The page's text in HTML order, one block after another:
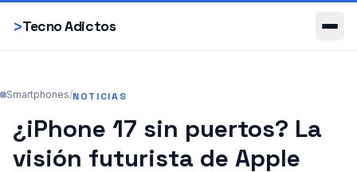
>Tecno Adictos
Smartphones
Smartphones/NOTICIAS
¿iPhone 17 sin puertos? La
visión futurista de Apple